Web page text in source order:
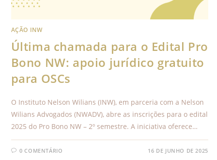
AÇÃO INW
Última chamada para o Edital Pro
Bono NW: apoio jurídico gratuito
para OSCs
O Instituto Nelson Wilians (INW), em parceria com a Nelson
Wilians Advogados (NWADV), abre as inscrições para o edital
2025 do Pro Bono NW – 2º semestre. A iniciativa oferece…
0 COMENTÁRIO 16 DE JUNHO DE 2025